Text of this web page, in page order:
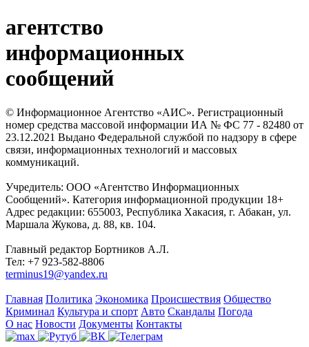
агентство
информационных
сообщений
© Информационное Агентство «АИС». Регистрационный
номер средства массовой информации ИА № ФС 77 - 82480 от
23.12.2021 Выдано Федеральной службой по надзору в сфере
связи, информационных технологий и массовых
коммуникаций.
Учредитель: ООО «Агентство Информационных
Сообщений». Категория информационной продукции 18+
Адрес редакции: 655003, Республика Хакасия, г. Абакан, ул.
Маршала Жукова, д. 88, кв. 104.
Главный редактор Бортников А.Л.
Тел: +7 923-582-8806
terminus19@yandex.ru
Главная Политика Экономика Происшествия Общество
Криминал Культура и спорт Авто Скандалы Погода
О нас Новости Документы Контакты